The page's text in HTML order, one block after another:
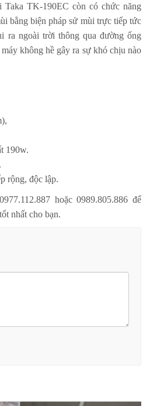
Taka TK-190EC còn có chức năng
bằng biện pháp sử mùi trực tiếp tức
ra ngoài trời thông qua đường ống
không hề gây ra sự khó chịu nào
190w.
rộng, độc lập.
hoặc 0989.805.886 để
nhất cho bạn.